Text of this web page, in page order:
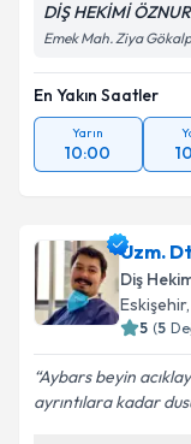
DİŞ HEKİMİ
Emek Mah. Ziya
En Yakın Saatler
Yarın
10:00
Uzm.
Diş
Eskişehir,
5 (5
Aybars beyin
ayrıntılara kadar